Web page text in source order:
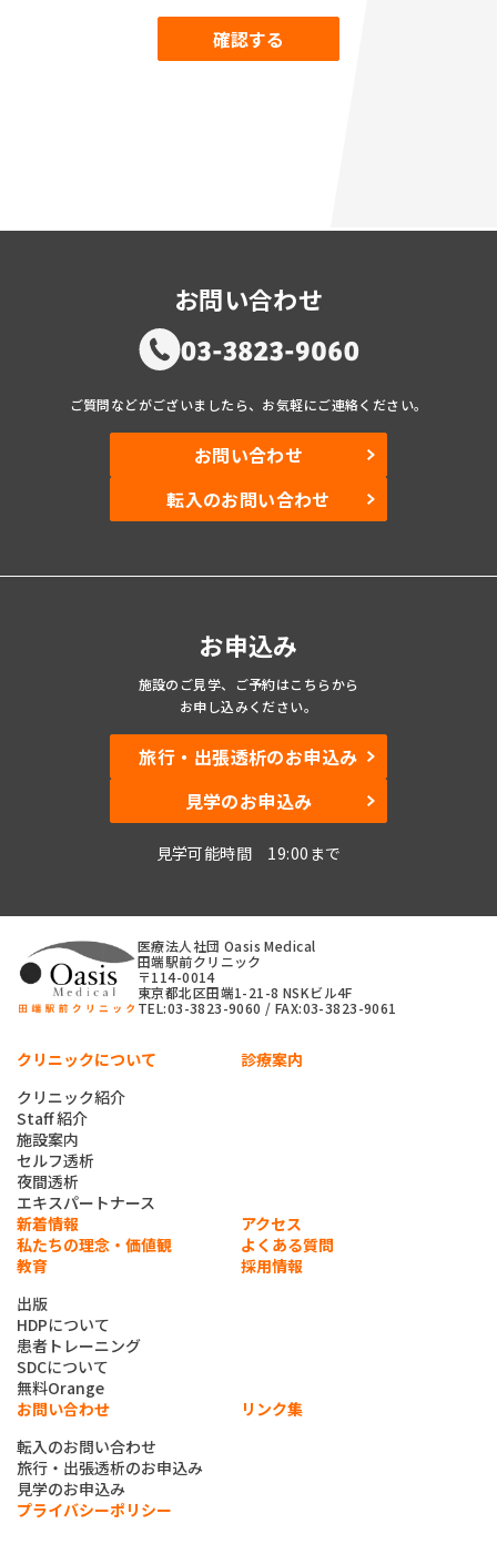
ご本人の同意をいただいた場合
お問い合わせ
ご質問などがございましたら、お気軽にご連絡ください。
お問い合わせ
転入のお問い合わせ
お申込み
施設のご見学、ご予約はこちらから
お申し込みください。
旅行・出張透析のお申込み
見学のお申込み
見学可能時間 19:00まで
医療法人社団 Oasis Medical
田端駅前クリニック
〒114-0014
東京都北区田端1-21-8 NSKビル4F
TEL:03-3823-9060 / FAX:03-3823-9061
クリニックについて
クリニック紹介
Staff 紹介
施設案内
セルフ透析
夜間透析
エキスパートナース
診療案内
新着情報
アクセス
私たちの理念・価値観
よくある質問
教育
出版
HDPについて
患者トレーニング
SDCについて
無料Orange
採用情報
お問い合わせ
転入のお問い合わせ
旅行・出張透析のお申込み
見学のお申込み
リンク集
プライバシーポリシー